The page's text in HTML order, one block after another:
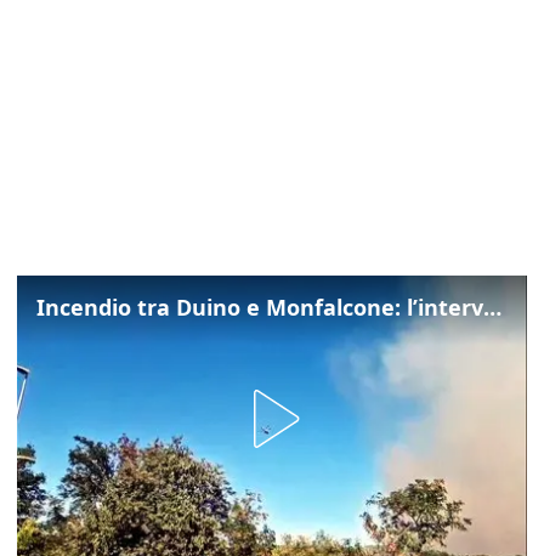
Incendio tra Duino e Monfalcone: l’intervento dei vigili del fuoco